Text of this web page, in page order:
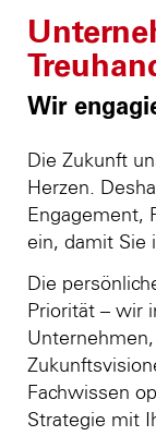
Wir
Die Zukunft
Herzen.
Engagement,
ein, damit Sie
Die
Priorität – wir
Fachwissen
Strategie mit